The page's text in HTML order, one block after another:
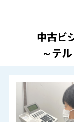
中古ビ
～テ